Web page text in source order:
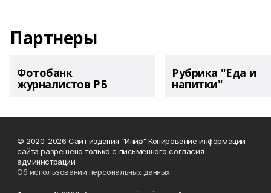
Партнеры
Фотобанк
журналистов РБ
Рубрика "Еда и
напитки"
© 2020-2026 Сайт издания "Инйәр" Копирование информации
сайта разрешено только с письменного согласия
администрации
Об использовании персональных данных